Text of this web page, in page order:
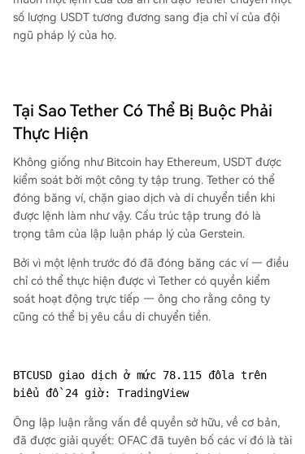
số lượng USDT tương đương sang địa chỉ ví của đội
ngũ pháp lý của họ.
Tại Sao Tether Có Thể Bị Buộc Phải
Thực Hiện
Không giống như Bitcoin hay Ethereum, USDT được
kiểm soát bởi một công ty tập trung. Tether có thể
đóng băng ví, chặn giao dịch và di chuyển tiền khi
được lệnh làm như vậy. Cấu trúc tập trung đó là
trọng tâm của lập luận pháp lý của Gerstein.
Bởi vì một lệnh trước đó đã đóng băng các ví — điều
chỉ có thể thực hiện được vì Tether có quyền kiểm
soát hoạt động trực tiếp — ông cho rằng công ty
cũng có thể bị yêu cầu di chuyển tiền.
BTCUSD giao dịch ở mức 78.115 đôla trên
biểu đồ 24 giờ: TradingView
Ông lập luận rằng vấn đề quyền sở hữu, về cơ bản,
đã được giải quyết: OFAC đã tuyên bố các ví đó là tài